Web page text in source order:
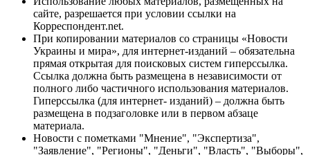
сайте, разрешается при условии ссылки на
Корреспондент.net.
При копировании материалов со страницы «Новости
Украины и мира», для интернет-изданий – обязательна
прямая открытая для поисковых систем гиперссылка.
Ссылка должна быть размещена в независимости от
полного либо частичного использования материалов.
Гиперссылка (для интернет- изданий) – должна быть
размещена в подзаголовке или в первом абзаце
материала.
Новости с пометками "Мнение", "Экспертиза",
"Заявление", "Регионы", "Деньги", "Власть", "Выборы",